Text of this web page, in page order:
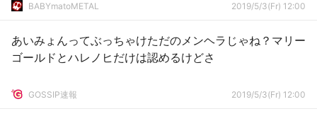
BABYmatoMETAL 2019/5/3(Fr) 12:00
あいみょんってぶっちゃけただのメンヘラじゃね？マリー
ゴールドとハレノヒだけは認めるけどさ
GOSSIP速報 2019/5/3(Fr) 12:00